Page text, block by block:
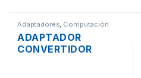
Adaptadores, Computación
ADAPTADOR
CONVERTIDOR